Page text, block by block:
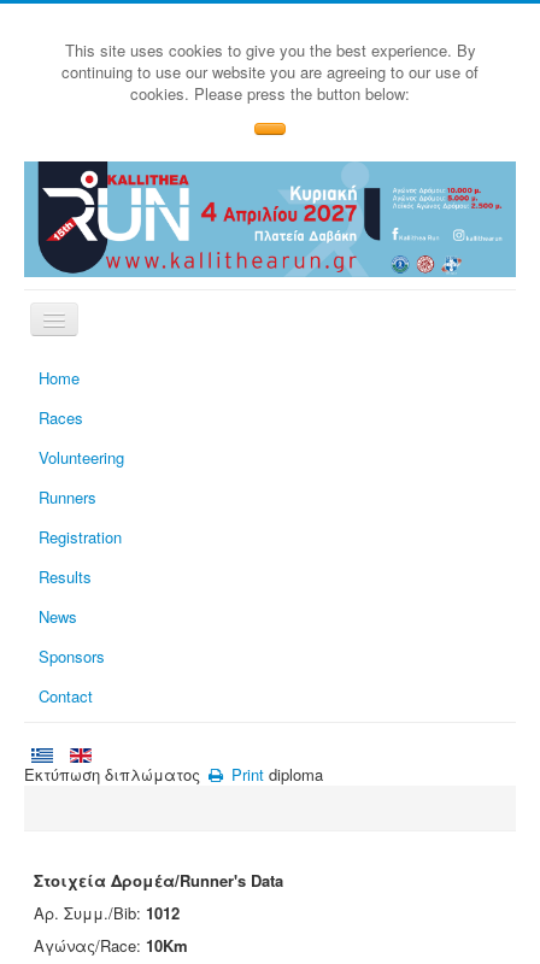
This site uses cookies to give you the best experience. By
continuing to use our website you are agreeing to our use of
cookies. Please press the button below:
Home
Races
Volunteering
Runners
Registration
Results
News
Sponsors
Contact
Εκτύπωση διπλώματος Print diploma
Στοιχεία Δρομέα/Runner's Data
Αρ. Συμμ./Bib: 1012
Αγώνας/Race: 10Km